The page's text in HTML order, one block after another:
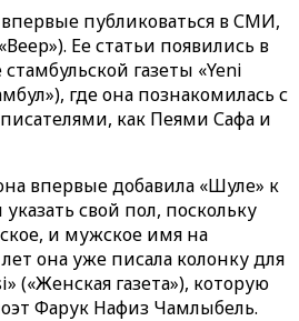
публиковаться в СМИ,
Ее статьи появились в
газеты «Yeni
где она познакомилась с
как Пеями Сафа и
впервые добавила «Шуле» к
свой пол, поскольку
и мужское имя на
она уже писала колонку для
(«Женская газета»), которую
Фарук Нафиз Чамлыбель.